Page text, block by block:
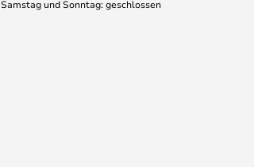
Samstag und Sonntag: geschlossen